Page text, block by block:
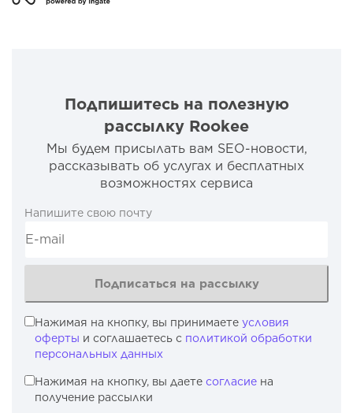
Подпишитесь на полезную
рассылку Rookee
Мы будем присылать вам SEO-новости,
рассказывать об услугах и бесплатных
возможностях сервиса
Напишите свою почту
Подписаться на рассылку
Нажимая на кнопку, вы принимаете условия
оферты и соглашаетесь с политикой обработки
персональных данных
Нажимая на кнопку, вы даете согласие на
получение рассылки